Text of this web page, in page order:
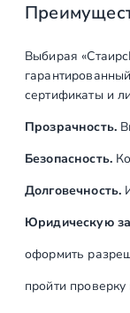
и
о
в
а
а
Выбирая
сертификаты и
Прозрачность.
Безопасность.
Долговечность.
Юридическую
оформить
пройти